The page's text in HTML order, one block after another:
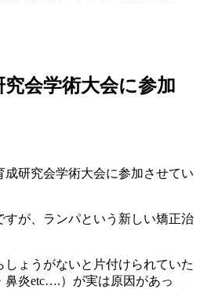
会学術大会に参加
成研究会学術大会に参加させてい
すが、ランパという新しい矯正治
ょうがないと片付けられていた
鼻炎etc….）が実は原因があっ